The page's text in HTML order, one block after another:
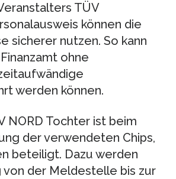
TÜV
können die
sicherer nutzen. So kann
ohne
werden können.
NORD Tochter ist beim
der verwendeten Chips,
beteiligt. Dazu werden
der Meldestelle bis zur